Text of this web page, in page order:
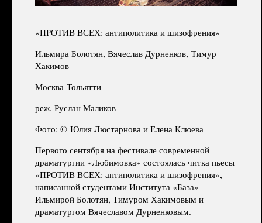
«ПРОТИВ ВСЕХ: антиполитика и шизофрения»
Ильмира Болотян, Вячеслав Дурненков, Тимур
Хакимов
Москва-Тольятти
реж. Руслан Маликов
Фото: © Юлия Люстарнова и Елена Клюева
Первого сентября на фестивале современной
драматургии «Любимовка» состоялась читка пьесы
«ПРОТИВ ВСЕХ: антиполитика и шизофрения»,
написанной студентами Института «База»
Ильмирой Болотян, Тимуром Хакимовым и
драматургом Вячеславом Дурненковым.